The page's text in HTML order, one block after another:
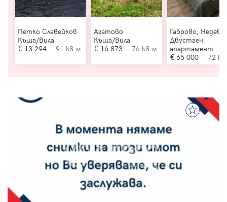
Петко Славейков
Къща/Вила
13 294
91 кв.м.
Агатово
Къща/Вила
16 873
76 кв.м.
Габрово,
Двустаен
апартамент
65 000
72